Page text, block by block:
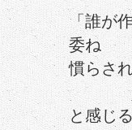
「誰が
委ね
慣らさ
と感じ